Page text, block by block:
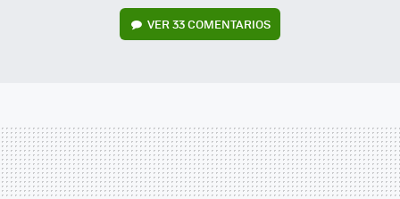
VER 33 COMENTARIOS